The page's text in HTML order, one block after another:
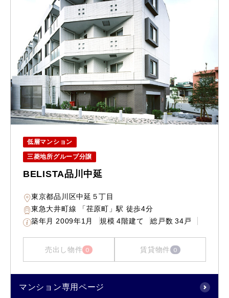
低層マンション
三菱地所グループ分譲
BELISTA品川中延
東京都品川区中延５丁目
東急大井町線 「荏原町」駅 徒歩4分
築年月 2009年1月 規模 4階建て 総戸数 34戸
売出し物件 0 賃貸物件 0
マンション専用ページ